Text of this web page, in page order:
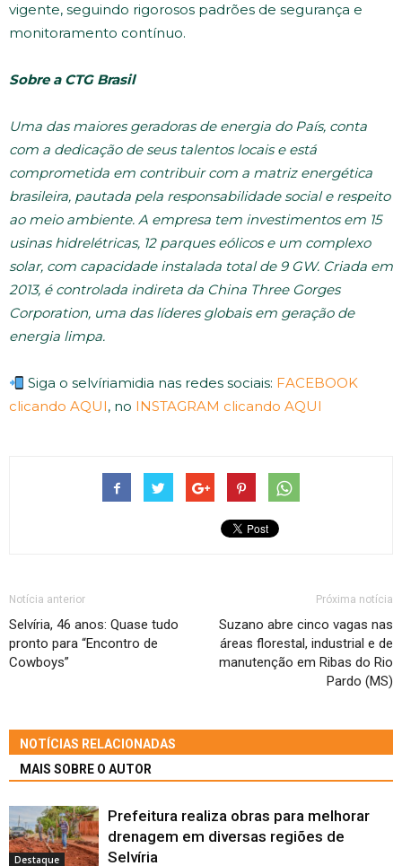
vigente, seguindo rigorosos padrões de segurança e
monitoramento contínuo.
Sobre a CTG Brasil
Uma das maiores geradoras de energia do País, conta
com a dedicação de seus talentos locais e está
comprometida em contribuir com a matriz energética
brasileira, pautada pela responsabilidade social e respeito
ao meio ambiente. A empresa tem investimentos em 15
usinas hidrelétricas, 12 parques eólicos e um complexo
solar, com capacidade instalada total de 9 GW. Criada em
2013, é controlada indireta da China Three Gorges
Corporation, uma das líderes globais em geração de
energia limpa.
Siga o selvíriamidia nas redes sociais: FACEBOOK
clicando AQUI, no INSTAGRAM clicando AQUI
Notícia anterior
Selvíria, 46 anos: Quase tudo
pronto para “Encontro de
Cowboys”
Próxima notícia
Suzano abre cinco vagas nas
áreas florestal, industrial e de
manutenção em Ribas do Rio
Pardo (MS)
NOTÍCIAS RELACIONADAS
MAIS SOBRE O AUTOR
Destaque
Prefeitura realiza obras para melhorar
drenagem em diversas regiões de
Selvíria